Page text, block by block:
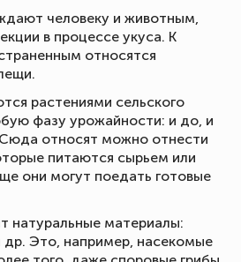
человеку и животным,
в процессе укуса. К
относятся
растениями сельского
фазу урожайности: и до, и
относят можно отнести
питаются сырьем или
они могут поедать готовые
натуральные материалы:
др. Это, например, насекомые